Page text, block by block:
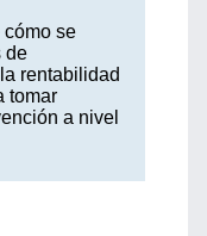
cómo se
de
rentabilidad
tomar
a nivel